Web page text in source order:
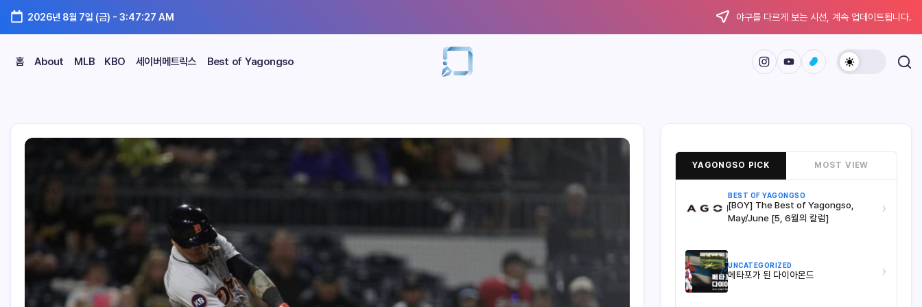
2026년 8월 7일 (금) - 3:47:28 AM 야구를 다르게 보는 시선, 계속 업데이트됩니다.
홈 About MLB KBO 세이버메트릭스 Best of Yagongso
YAGONGSO PICK MOST VIEW
BEST OF YAGONGSO
[BOY] The Best of Yagongso,
May/June [5, 6월의 칼럼]
›
UNCATEGORIZED
메타포가 된 다이아몬드 ›